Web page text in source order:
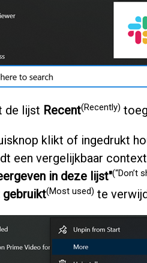
de lijst Recent(Recently)
klikt of ingedrukt
een vergelijkbaar
in deze lijst"(“Don’t
gebruikt(Most used) te